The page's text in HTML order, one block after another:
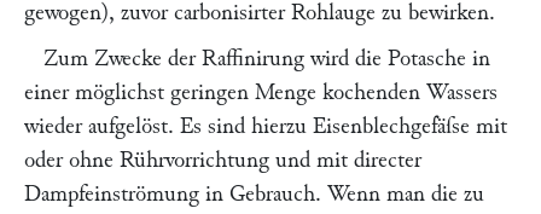
gewogen), zuvor carbonisirter Rohlauge zu bewirken.
Zum Zwecke der Raffinirung wird die Potasche in
einer möglichst geringen Menge kochenden Wassers
wieder aufgelöst. Es sind hierzu Eisenblechgefäſse mit
oder ohne Rührvorrichtung und mit directer
Dampfeinströmung in Gebrauch. Wenn man die zu